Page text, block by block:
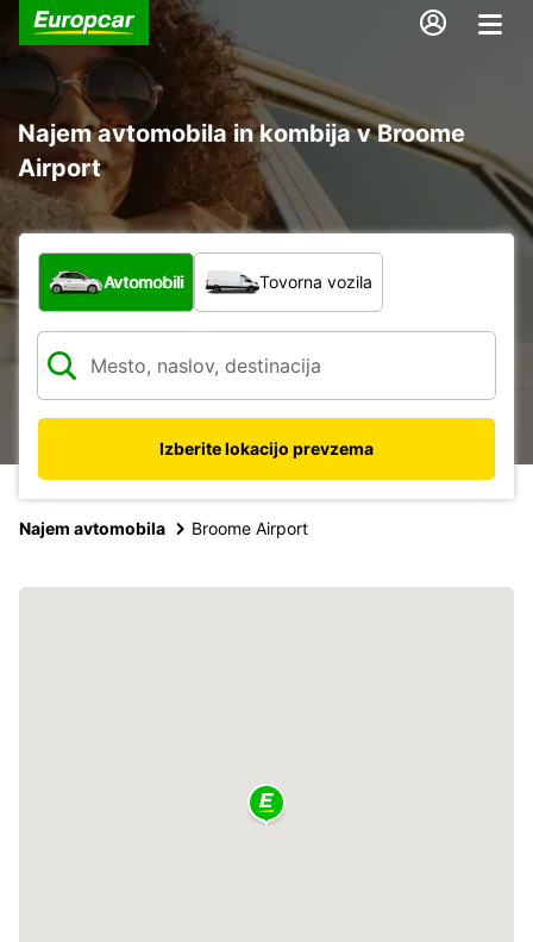
Najem avtomobila in kombija v Broome
Airport
Katera vrsta vozila?
Avtomobili Tovorna vozila
Izberite lokacijo prevzema
Najem avtomobila Broome Airport